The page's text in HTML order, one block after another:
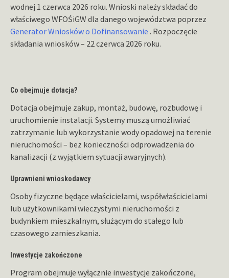
wodnej 1 czerwca 2026 roku. Wnioski należy składać do
właściwego WFOŚiGW dla danego województwa poprzez
Generator Wniosków o Dofinansowanie . Rozpoczęcie
składania wniosków – 22 czerwca 2026 roku.
Co obejmuje dotacja?
Dotacja obejmuje zakup, montaż, budowę, rozbudowę i
uruchomienie instalacji. Systemy muszą umożliwiać
zatrzymanie lub wykorzystanie wody opadowej na terenie
nieruchomości – bez konieczności odprowadzenia do
kanalizacji (z wyjątkiem sytuacji awaryjnych).
Uprawnieni wnioskodawcy
Osoby fizyczne będące właścicielami, współwłaścicielami
lub użytkownikami wieczystymi nieruchomości z
budynkiem mieszkalnym, służącym do stałego lub
czasowego zamieszkania.
Inwestycje zakończone
Program obejmuje wyłącznie inwestycje zakończone,